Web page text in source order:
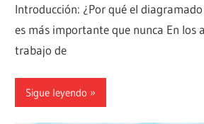
Introducción: ¿Por qué el
es más importante que nunca En los
trabajo de
Sigue leyendo